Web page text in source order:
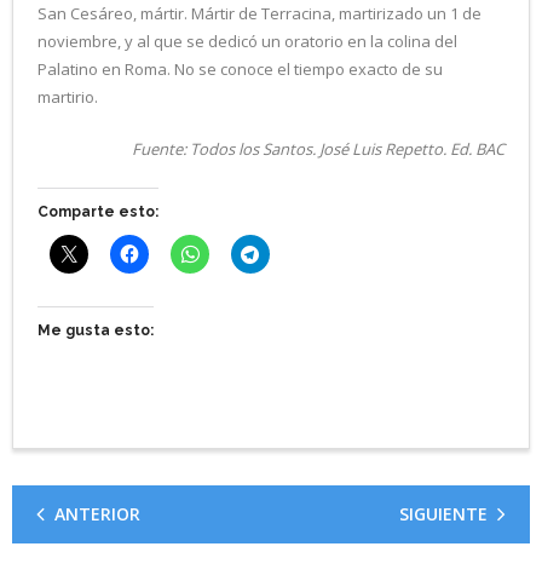
San Cesáreo, mártir. Mártir de Terracina, martirizado un 1 de
noviembre, y al que se dedicó un oratorio en la colina del
Palatino en Roma. No se conoce el tiempo exacto de su
martirio.
Fuente: Todos los Santos. José Luis Repetto. Ed. BAC
Comparte esto:
Me gusta esto:
ANTERIOR SIGUIENTE